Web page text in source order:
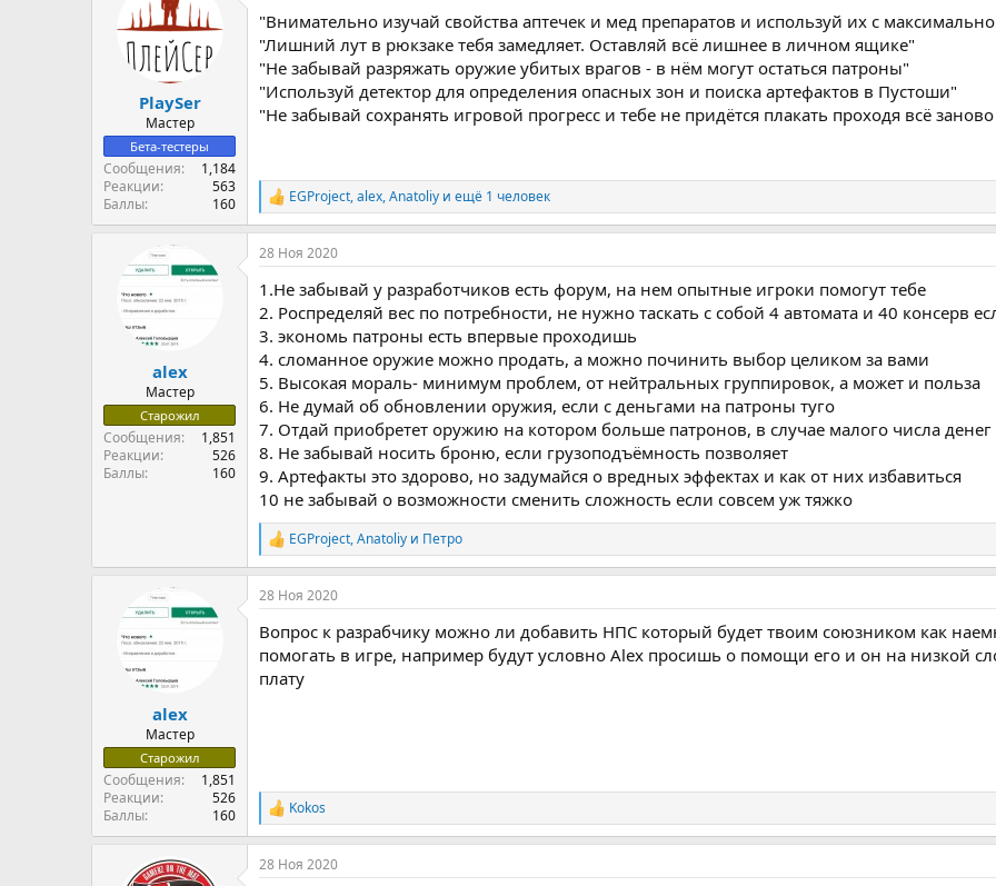
и
и
:
PlaySer
Мастер
Бета-тестеры
Сообщения
1,184
Реакции
563
Баллы
160
"Внимательно изучай свойства аптечек и мед препаратов и используй их с
"Лишний лут в рюкзаке тебя замедляет. Оставляй всё лишнее в личном ящике"
"Не забывай разряжать оружие убитых врагов - в нём могут остаться патроны"
"Используй детектор для определения опасных зон и поиска артефактов в Пустоши"
"Не забывай сохранять игровой прогресс и тебе не придётся плакать проходя всё
Р
е
а
к
и
и
:
EGProject,alex,Anatoliy и ещё 1 человек
alex
Мастер
Старожил
Сообщения
1,851
Реакции
526
Баллы
160
28 Ноя 2020
1.Не забывай у разработчиков есть форум, на нем опытные игроки помогут тебе
2. Роспределяй вес по потребности, не нужно таскать с собой 4 автомата и 40 консерв
3. экономь патроны есть впервые проходишь
4. сломанное оружие можно продать, а можно починить выбор целиком за вами
5. Высокая мораль- минимум проблем, от нейтральных группировок, а может и польза
6. Не думай об обновлении оружия, если с деньгами на патроны туго
7. Отдай приобретет оружию на котором больше патронов, в случае малого числа денег
8. Не забывай носить броню, если грузоподъёмность позволяет
9. Артефакты это здорово, но задумайся о вредных эффектах и как от них избавиться
10 не забывай о возможности сменить сложность если совсем уж тяжко
Р
е
а
к
и
и
EGProject,Anatoliy и Петро
alex
Мастер
Старожил
Сообщения
1,851
Реакции
526
Баллы
160
28 Ноя 2020
Вопрос к разрабчику можно ли добавить НПС который будет твоим союзником как
помогать в игре, например будут условно Alex просишь о помощи его и он на низкой
плату
Р
е
а
к
Kokos
28 Ноя 2020